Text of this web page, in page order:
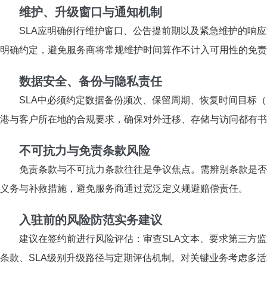
维护、升级窗口与通知机制
SLA应明确例行维护窗口、公告提前期以及紧急维护的响
明确约定，避免服务商将常规维护时间算作不计入可用性的免
数据安全、备份与隐私责任
SLA中必须约定数据备份频次、保留周期、恢复时间目标
港与客户所在地的合规要求，确保对外迁移、存储与访问都有
不可抗力与免责条款风险
免责条款与不可抗力条款往往是争议焦点。需辨别条款是
义务与补救措施，避免服务商通过宽泛定义规避赔偿责任。
入驻前的风险防范实务建议
建议在签约前进行风险评估：审查SLA文本、要求第三方
条款、SLA级别升级路径与定期评估机制。对关键业务考虑多